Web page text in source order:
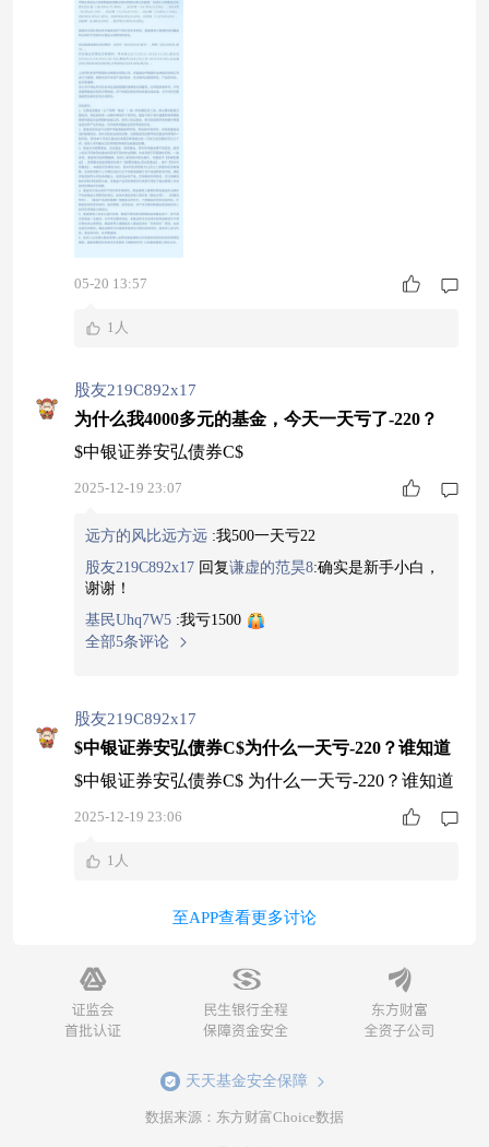
05-20 13:57
1人
股友219C892x17
为什么我4000多元的基金，今天一天亏了-220？
$中银证券安弘债券C$
2025-12-19 23:07
远方的风比远方远 :我500一天亏22
股友219C892x17 回复谦虚的范昊8:确实是新手小白，
谢谢！
基民Uhq7W5 :我亏1500
全部5条评论
股友219C892x17
$中银证券安弘债券C$为什么一天亏-220？谁知道
$中银证券安弘债券C$ 为什么一天亏-220？谁知道
2025-12-19 23:06
1人
至APP查看更多讨论
天天基金安全保障
数据来源：东方财富Choice数据